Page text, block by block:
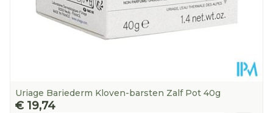
Uriage Bariederm Kloven-barsten Zalf Pot 40g
€ 19,74